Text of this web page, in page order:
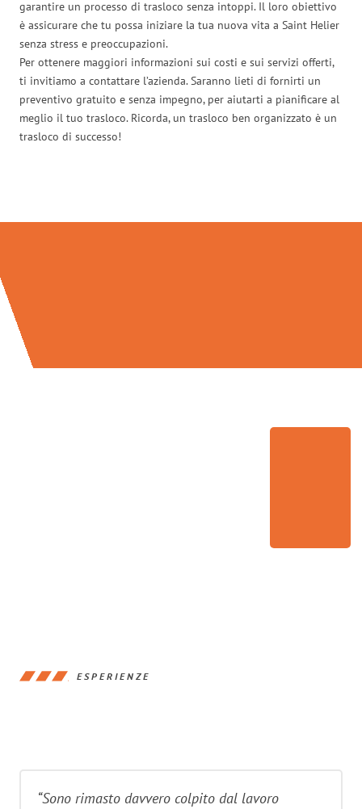
garantire un processo di trasloco senza intoppi. Il loro obiettivo
è assicurare che tu possa iniziare la tua nuova vita a Saint Helier
senza stress e preoccupazioni.
Per ottenere maggiori informazioni sui costi e sui servizi offerti,
ti invitiamo a contattare l’azienda. Saranno lieti di fornirti un
preventivo gratuito e senza impegno, per aiutarti a pianificare al
meglio il tuo trasloco. Ricorda, un trasloco ben organizzato è un
trasloco di successo!
ESPERIENZE
“Sono rimasto davvero colpito dal lavoro